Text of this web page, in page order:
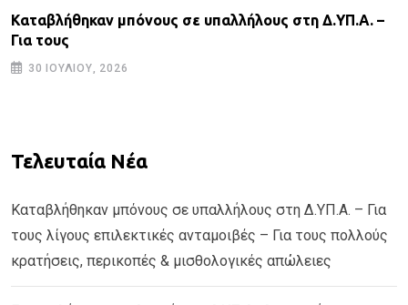
Καταβλήθηκαν μπόνους σε υπαλλήλους στη Δ.ΥΠ.Α. –
Για τους
30 ΙΟΥΛΊΟΥ, 2026
Τελευταία Νέα
Καταβλήθηκαν μπόνους σε υπαλλήλους στη Δ.ΥΠ.Α. – Για
τους λίγους επιλεκτικές ανταμοιβές – Για τους πολλούς
κρατήσεις, περικοπές & μισθολογικές απώλειες